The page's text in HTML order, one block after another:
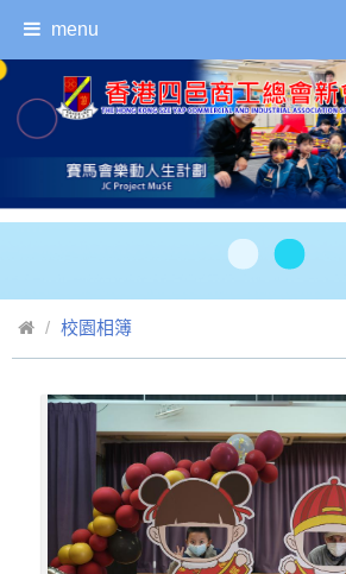
menu
校園相簿